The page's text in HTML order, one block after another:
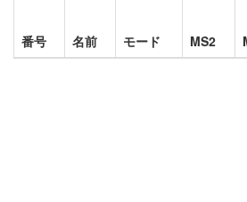
番号 名前 モード MS2